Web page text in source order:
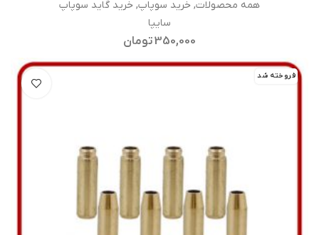
همه محصولات, خرید سوپاپ, خرید گاید سوپاپ
سایپا
350,000تومان
فروخته شد